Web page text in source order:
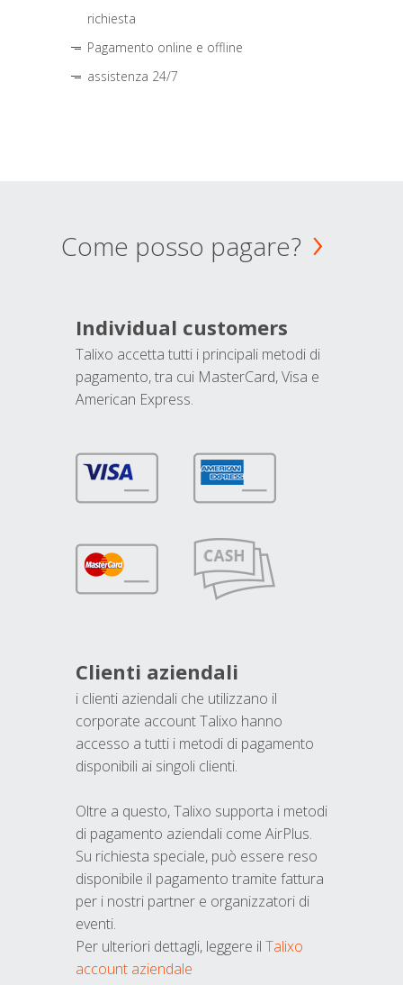
richiesta
Pagamento online e offline
assistenza 24/7
Come posso pagare?
Individual customers
Talixo accetta tutti i principali metodi di
pagamento, tra cui MasterCard, Visa e
American Express.
Clienti aziendali
i clienti aziendali che utilizzano il
corporate account Talixo hanno
accesso a tutti i metodi di pagamento
disponibili ai singoli clienti.
Oltre a questo, Talixo supporta i metodi
di pagamento aziendali come AirPlus.
Su richiesta speciale, può essere reso
disponibile il pagamento tramite fattura
per i nostri partner e organizzatori di
eventi.
Per ulteriori dettagli, leggere il Talixo
account aziendale